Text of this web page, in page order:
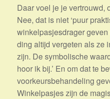
Daar voel je je vertrouwd,
Nee, dat is niet ‘puur
winkelpasjesdrager
ding altijd vergeten als ze
zijn. De symbolische
hoor ik bij.’ En om dat te
voorkeursbehandeling
Winkelpasjes zijn de